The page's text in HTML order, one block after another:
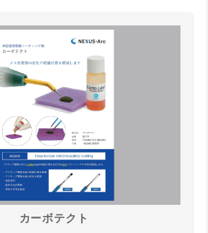
カーボテクト